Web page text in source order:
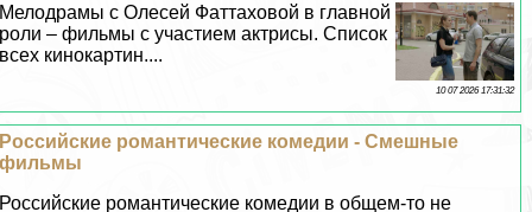
Мелодрамы с Олесей Фаттаховой в главной
роли – фильмы с участием актрисы. Список
всех кинокартин....
10 07 2026 17:31:32
Российские романтические комедии - Смешные
фильмы
Российские романтические комедии в общем-то не